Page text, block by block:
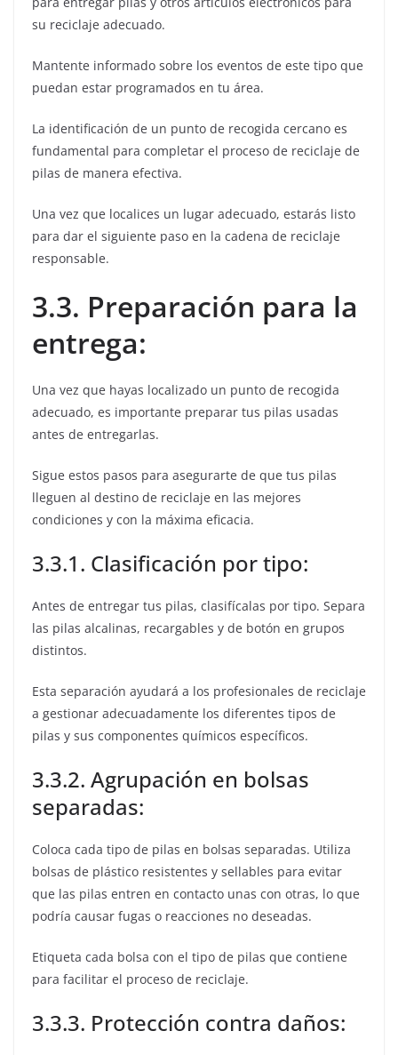
su reciclaje adecuado.
Mantente informado sobre los eventos de este tipo que
puedan estar programados en tu área.
La identificación de un punto de recogida cercano es
fundamental para completar el proceso de reciclaje de
pilas de manera efectiva.
Una vez que localices un lugar adecuado, estarás listo
para dar el siguiente paso en la cadena de reciclaje
responsable.
3.3. Preparación para la
entrega:
Una vez que hayas localizado un punto de recogida
adecuado, es importante preparar tus pilas usadas
antes de entregarlas.
Sigue estos pasos para asegurarte de que tus pilas
lleguen al destino de reciclaje en las mejores
condiciones y con la máxima eficacia.
3.3.1. Clasificación por tipo:
Antes de entregar tus pilas, clasifícalas por tipo. Separa
las pilas alcalinas, recargables y de botón en grupos
distintos.
Esta separación ayudará a los profesionales de reciclaje
a gestionar adecuadamente los diferentes tipos de
pilas y sus componentes químicos específicos.
3.3.2. Agrupación en bolsas
separadas:
Coloca cada tipo de pilas en bolsas separadas. Utiliza
bolsas de plástico resistentes y sellables para evitar
que las pilas entren en contacto unas con otras, lo que
podría causar fugas o reacciones no deseadas.
Etiqueta cada bolsa con el tipo de pilas que contiene
para facilitar el proceso de reciclaje.
3.3.3. Protección contra daños: